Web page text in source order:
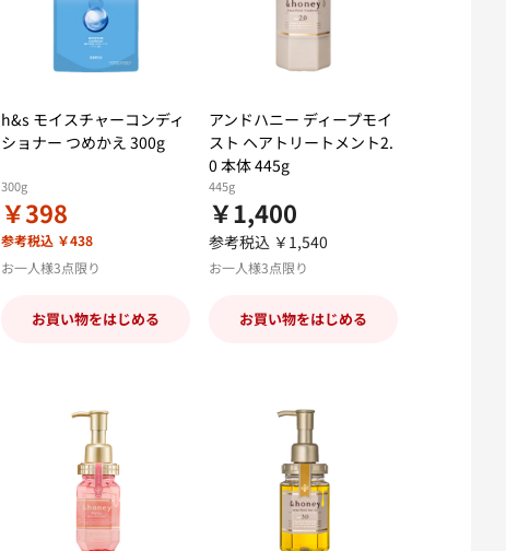
h&s モイスチャーコンディ
ショナー つめかえ 300g
300g
￥398
参考税込 ￥438
お一人様3点限り
お買い物をはじめる
アンドハニー ディープモイ
スト ヘアトリートメント2.
0 本体 445g
445g
￥1,400
参考税込 ￥1,540
お一人様3点限り
お買い物をはじめる